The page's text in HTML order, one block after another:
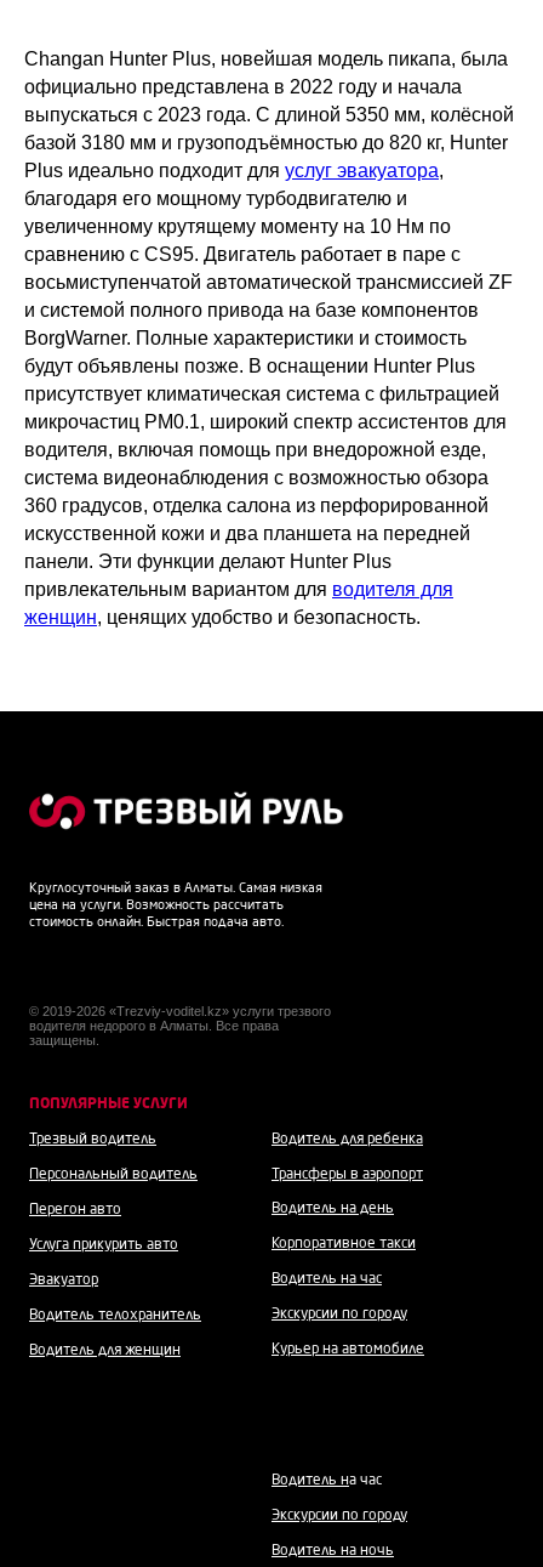
Changan Hunter Plus, новейшая модель пикапа, была
официально представлена в 2022 году и начала
выпускаться с 2023 года. С длиной 5350 мм, колёсной
базой 3180 мм и грузоподъёмностью до 820 кг, Hunter
Plus идеально подходит для услуг эвакуатора,
благодаря его мощному турбодвигателю и
увеличенному крутящему моменту на 10 Нм по
сравнению с CS95. Двигатель работает в паре с
восьмиступенчатой автоматической трансмиссией ZF
и системой полного привода на базе компонентов
BorgWarner. Полные характеристики и стоимость
будут объявлены позже. В оснащении Hunter Plus
присутствует климатическая система с фильтрацией
микрочастиц PM0.1, широкий спектр ассистентов для
водителя, включая помощь при внедорожной езде,
система видеонаблюдения с возможностью обзора
360 градусов, отделка салона из перфорированной
искусственной кожи и два планшета на передней
панели. Эти функции делают Hunter Plus
привлекательным вариантом для водителя для
женщин, ценящих удобство и безопасность.
Круглосуточный заказ в Алматы. Самая низкая
цена на услуги. Возможность рассчитать
стоимость онлайн. Быстрая подача авто.
© 2019-2026 «Trezviy-voditel.kz» услуги трезвого
водителя недорого в Алматы. Все права
защищены.
ПОПУЛЯРНЫЕ УСЛУГИ
Трезвый водитель
Персональный водитель
Перегон авто
Услуга прикурить авто
Эвакуатор
Водитель телохранитель
Водитель для женщин
Водитель для ребенка
Трансферы в аэропорт
Водитель на день
Корпоративное такси
Водитель на час
Экскурсии по городу
Курьер на автомобиле
Водитель на час
Экскурсии по городу
Водитель на ночь